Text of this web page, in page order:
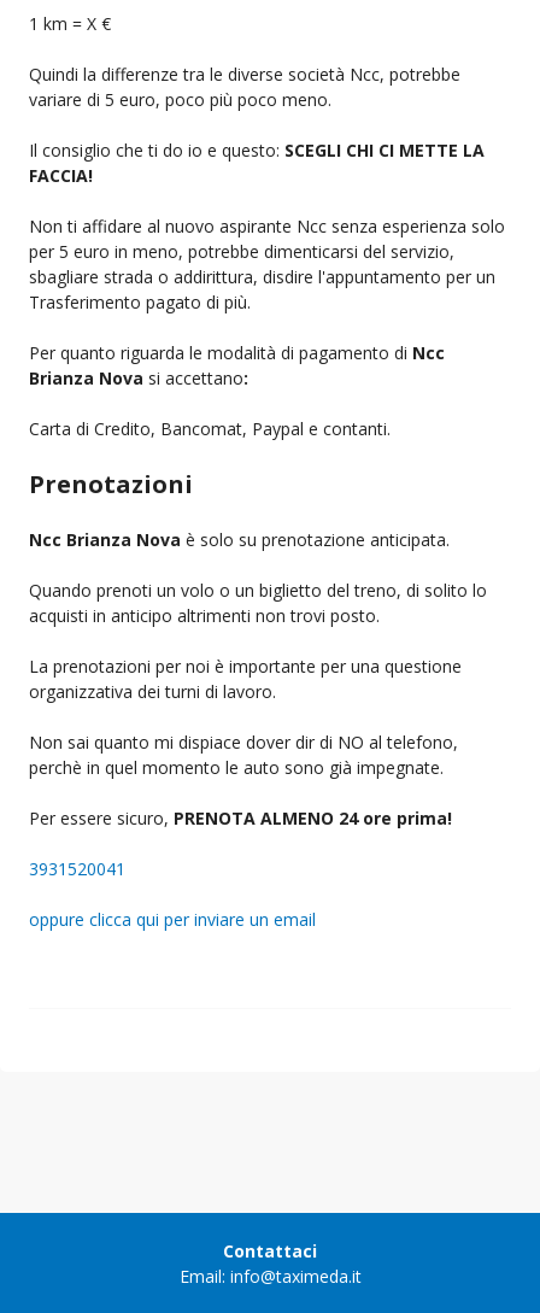
1 km = X €
Quindi la differenze tra le diverse società Ncc, potrebbe
variare di 5 euro, poco più poco meno.
Il consiglio che ti do io e questo: SCEGLI CHI CI METTE LA
FACCIA!
Non ti affidare al nuovo aspirante Ncc senza esperienza solo
per 5 euro in meno, potrebbe dimenticarsi del servizio,
sbagliare strada o addirittura, disdire l'appuntamento per un
Trasferimento pagato di più.
Per quanto riguarda le modalità di pagamento di Ncc
Brianza Nova si accettano:
Carta di Credito, Bancomat, Paypal e contanti.
Prenotazioni
Ncc Brianza Nova è solo su prenotazione anticipata.
Quando prenoti un volo o un biglietto del treno, di solito lo
acquisti in anticipo altrimenti non trovi posto.
La prenotazioni per noi è importante per una questione
organizzativa dei turni di lavoro.
Non sai quanto mi dispiace dover dir di NO al telefono,
perchè in quel momento le auto sono già impegnate.
Per essere sicuro, PRENOTA ALMENO 24 ore prima!
3931520041
oppure clicca qui per inviare un email
Contattaci
Email: info@taximeda.it